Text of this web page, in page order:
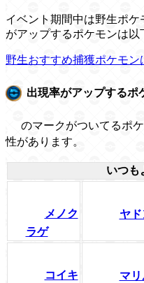
イベント期間中は野生ポ
がアップするポケモンは以
野生おすすめ捕獲ポケモン
出現率がアップするポ
のマークがついてるポ
性があります。
いつも
メノク
ラゲ
ヤド
コイキ
マリ